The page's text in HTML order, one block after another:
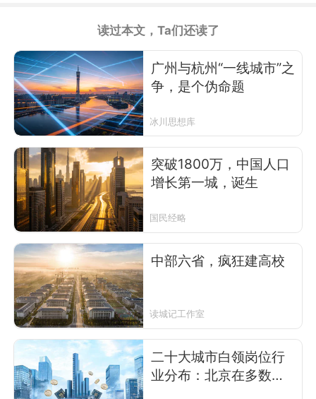
读过本文，Ta们还读了
广州与杭州“一线城市”之
争，是个伪命题
冰川思想库
突破1800万，中国人口
增长第一城，诞生
国民经略
中部六省，疯狂建高校
读城记工作室
二十大城市白领岗位行
业分布：北京在多数行